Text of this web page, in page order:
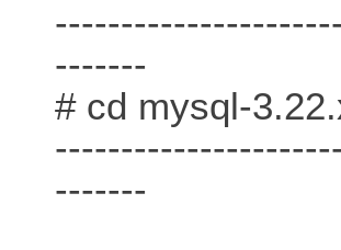
-------
# cd mysql-
-------